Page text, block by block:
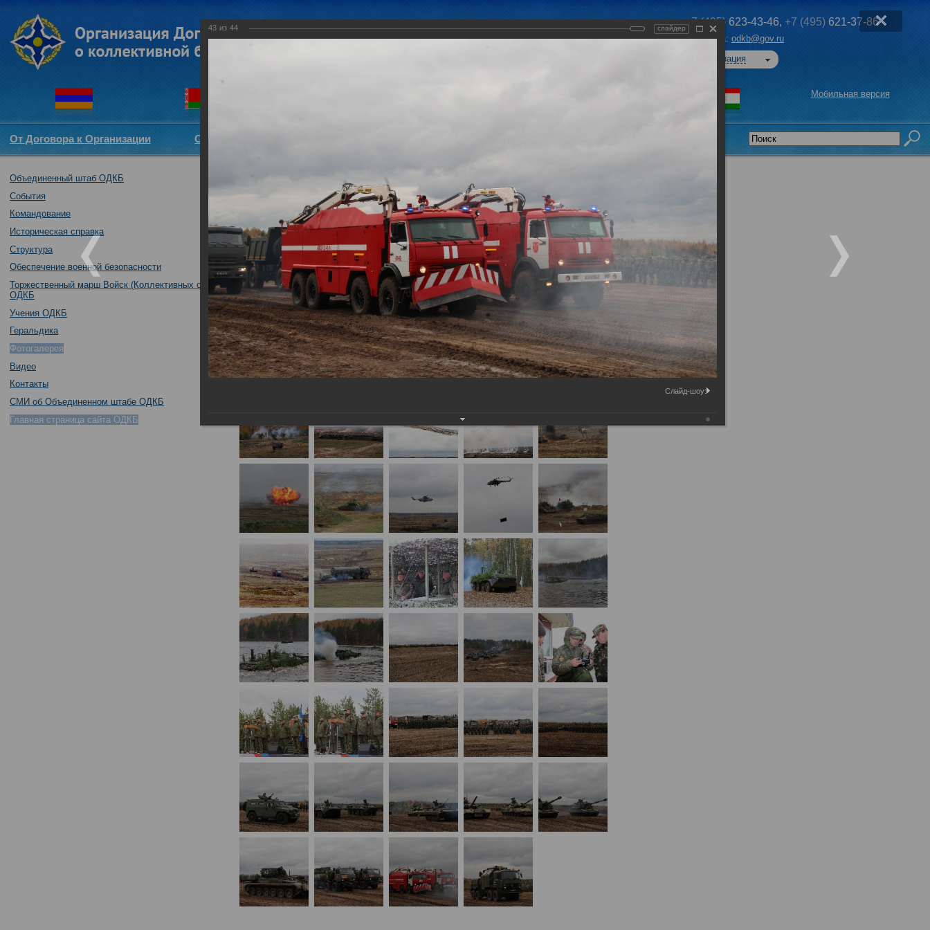
+7 (495) 623-43-46, +7 (495) 621-37-86
Эл. почта: odkb@gov.ru
Авторизация
Мобильная версия
От Договора к Организации Структура ОДКБ
Объединенный штаб ОДКБ
События
Командование
Историческая справка
Структура
Обеспечение военной безопасности
Торжественный марш Войск (Коллективных сил)
ОДКБ
Учения ОДКБ
Геральдика
Фотогалерея
Видео
Контакты
СМИ об Объединенном штабе ОДКБ
Главная страница сайта ОДКБ
обеспечения государств – членов ОДКБ, 8-10.2019, полигон "Мулино", Нижегородская обл.,
Российская Федереция
43 из 44 слайдер
Слайд-шоу: